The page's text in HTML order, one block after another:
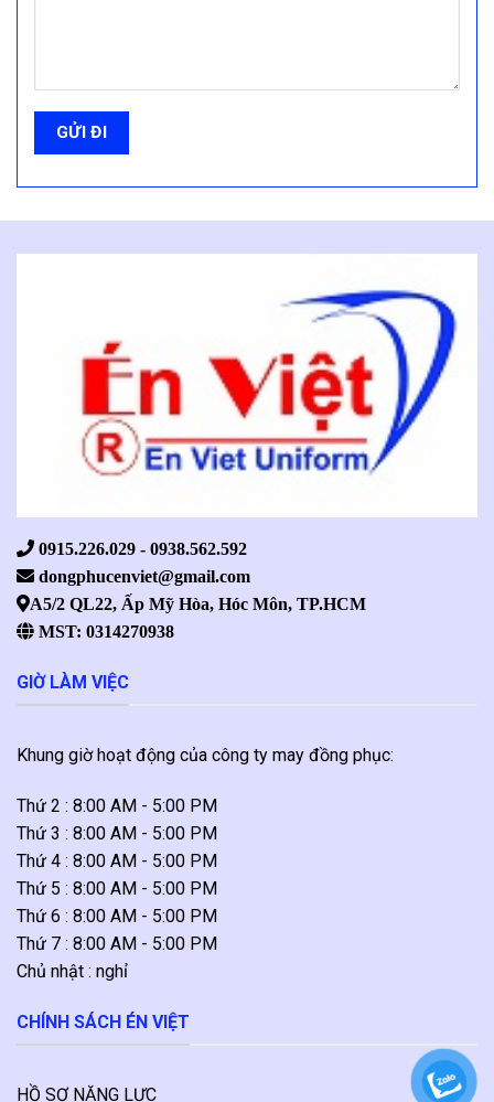
0915.226.029 - 0938.562.592
dongphucenviet@gmail.com
A5/2 QL22, Ấp Mỹ Hòa, Hóc Môn, TP.HCM
MST: 0314270938
GIỜ LÀM VIỆC
Khung giờ hoạt động của công ty may đồng phục:
Thứ 2 : 8:00 AM - 5:00 PM
Thứ 3 : 8:00 AM - 5:00 PM
Thứ 4 : 8:00 AM - 5:00 PM
Thứ 5 : 8:00 AM - 5:00 PM
Thứ 6 : 8:00 AM - 5:00 PM
Thứ 7 : 8:00 AM - 5:00 PM
Chủ nhật : nghỉ
CHÍNH SÁCH ÉN VIỆT
HỒ SƠ NĂNG LỰC